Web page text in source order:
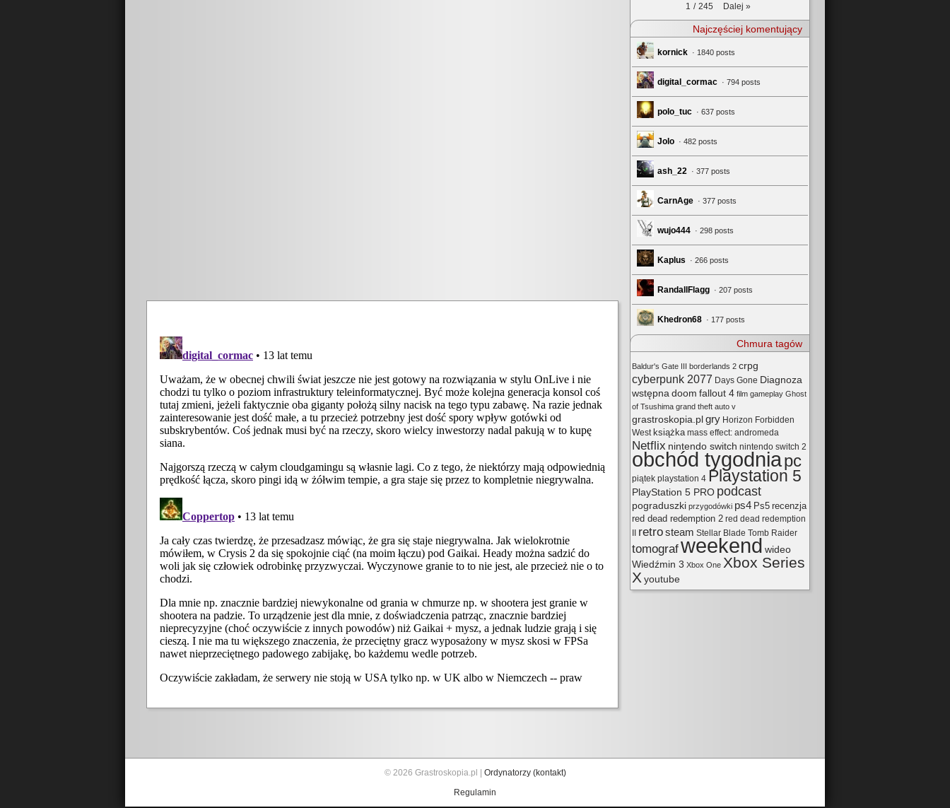
1 / 245 Dalej »
Najczęściej komentujący
kornick · 1840 posts
digital_cormac · 794 posts
polo_tuc · 637 posts
Jolo · 482 posts
ash_22 · 377 posts
CarnAge · 377 posts
wujo444 · 298 posts
Kaplus · 266 posts
RandallFlagg · 207 posts
Khedron68 · 177 posts
Chmura tagów
Baldur's Gate III borderlands 2 crpg
cyberpunk 2077 Days Gone Diagnoza
wstępnadoom fallout 4 film gameplay Ghost
of Tsushima grand theft auto v
grastroskopia.pl gry Horizon Forbidden
West książka mass effect: andromeda
Netflix nintendo switch nintendo switch 2
obchód tygodniapc
piątek playstation 4 Playstation 5
PlayStation 5 PRO podcast
pograduszki przygodówki ps4 Ps5 recenzja
red dead redemption 2 red dead redemption
retrosteam Stellar Blade Tomb Raider
tomografweekend wideo
Wiedźmin 3 Xbox One Xbox Series
X youtube
© 2026 Grastroskopia.pl | Ordynatorzy (kontakt)
Regulamin